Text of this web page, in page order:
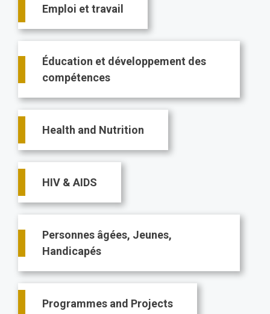
Main
navigation
Emploi et travail
Éducation et développement des
compétences
Health and Nutrition
HIV & AIDS
Personnes âgées, Jeunes,
Handicapés
Programmes and Projects